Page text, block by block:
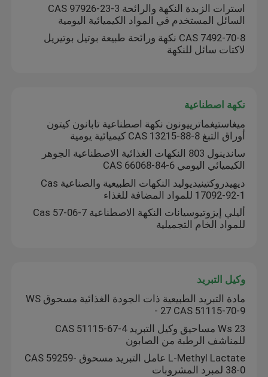
استرات الزبدة النكهة والرائحة CAS 97926-23-3
السائل المستخدم في المواد الكيميائية اليومية
CAS 7492-70-8 نكهة ورائحة طبيعة بوتيل بوتيريل
لاكتات سائل للنكهة
نكهة اصطناعية
ميغاستيغماترييونون نكهة اصطناعية تابانون كيتون
أوراق التبغ CAS 13215-88-8 كيميائية يومية
ساندينول 803 النكهات الغذائية الاصطناعية الجوهر
الكيميائي اليومي CAS 66068-84-6
ديهيدروكتينيديوليد النكهات الطبيعية والصناعية Cas
17092-92-1 للمواد المضافة للغذاء
أليلي إيزوتيوسيانات النكهة الاصطناعية Cas 57-06-7
للمواد الخام التجميلية
وكيل التبريد
مادة التبريد الطبيعية ذات الجودة الغذائية مسحوق WS
- 27 CAS 51115-70-9
Ws 23 مساحيق وكيل التبريد CAS 51115-67-4
للمناشف الرطبة من الصابون
L-Methyl Lactate عامل التبريد مسحوق CAS 59259-
38-0 لمبرد المشروبات